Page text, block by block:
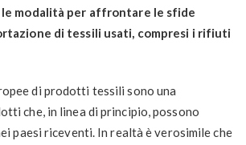
modalità per affrontare le sfide
di tessili usati, compresi i rifiuti
di prodotti tessili sono una
che, in linea di principio, possono
paesi riceventi. In realtà è verosimile che